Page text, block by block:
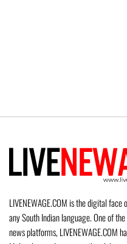
LIVENEWAGE.COM is the digital
any South Indian language. One of
news platforms, LIVENEWAGE.COM